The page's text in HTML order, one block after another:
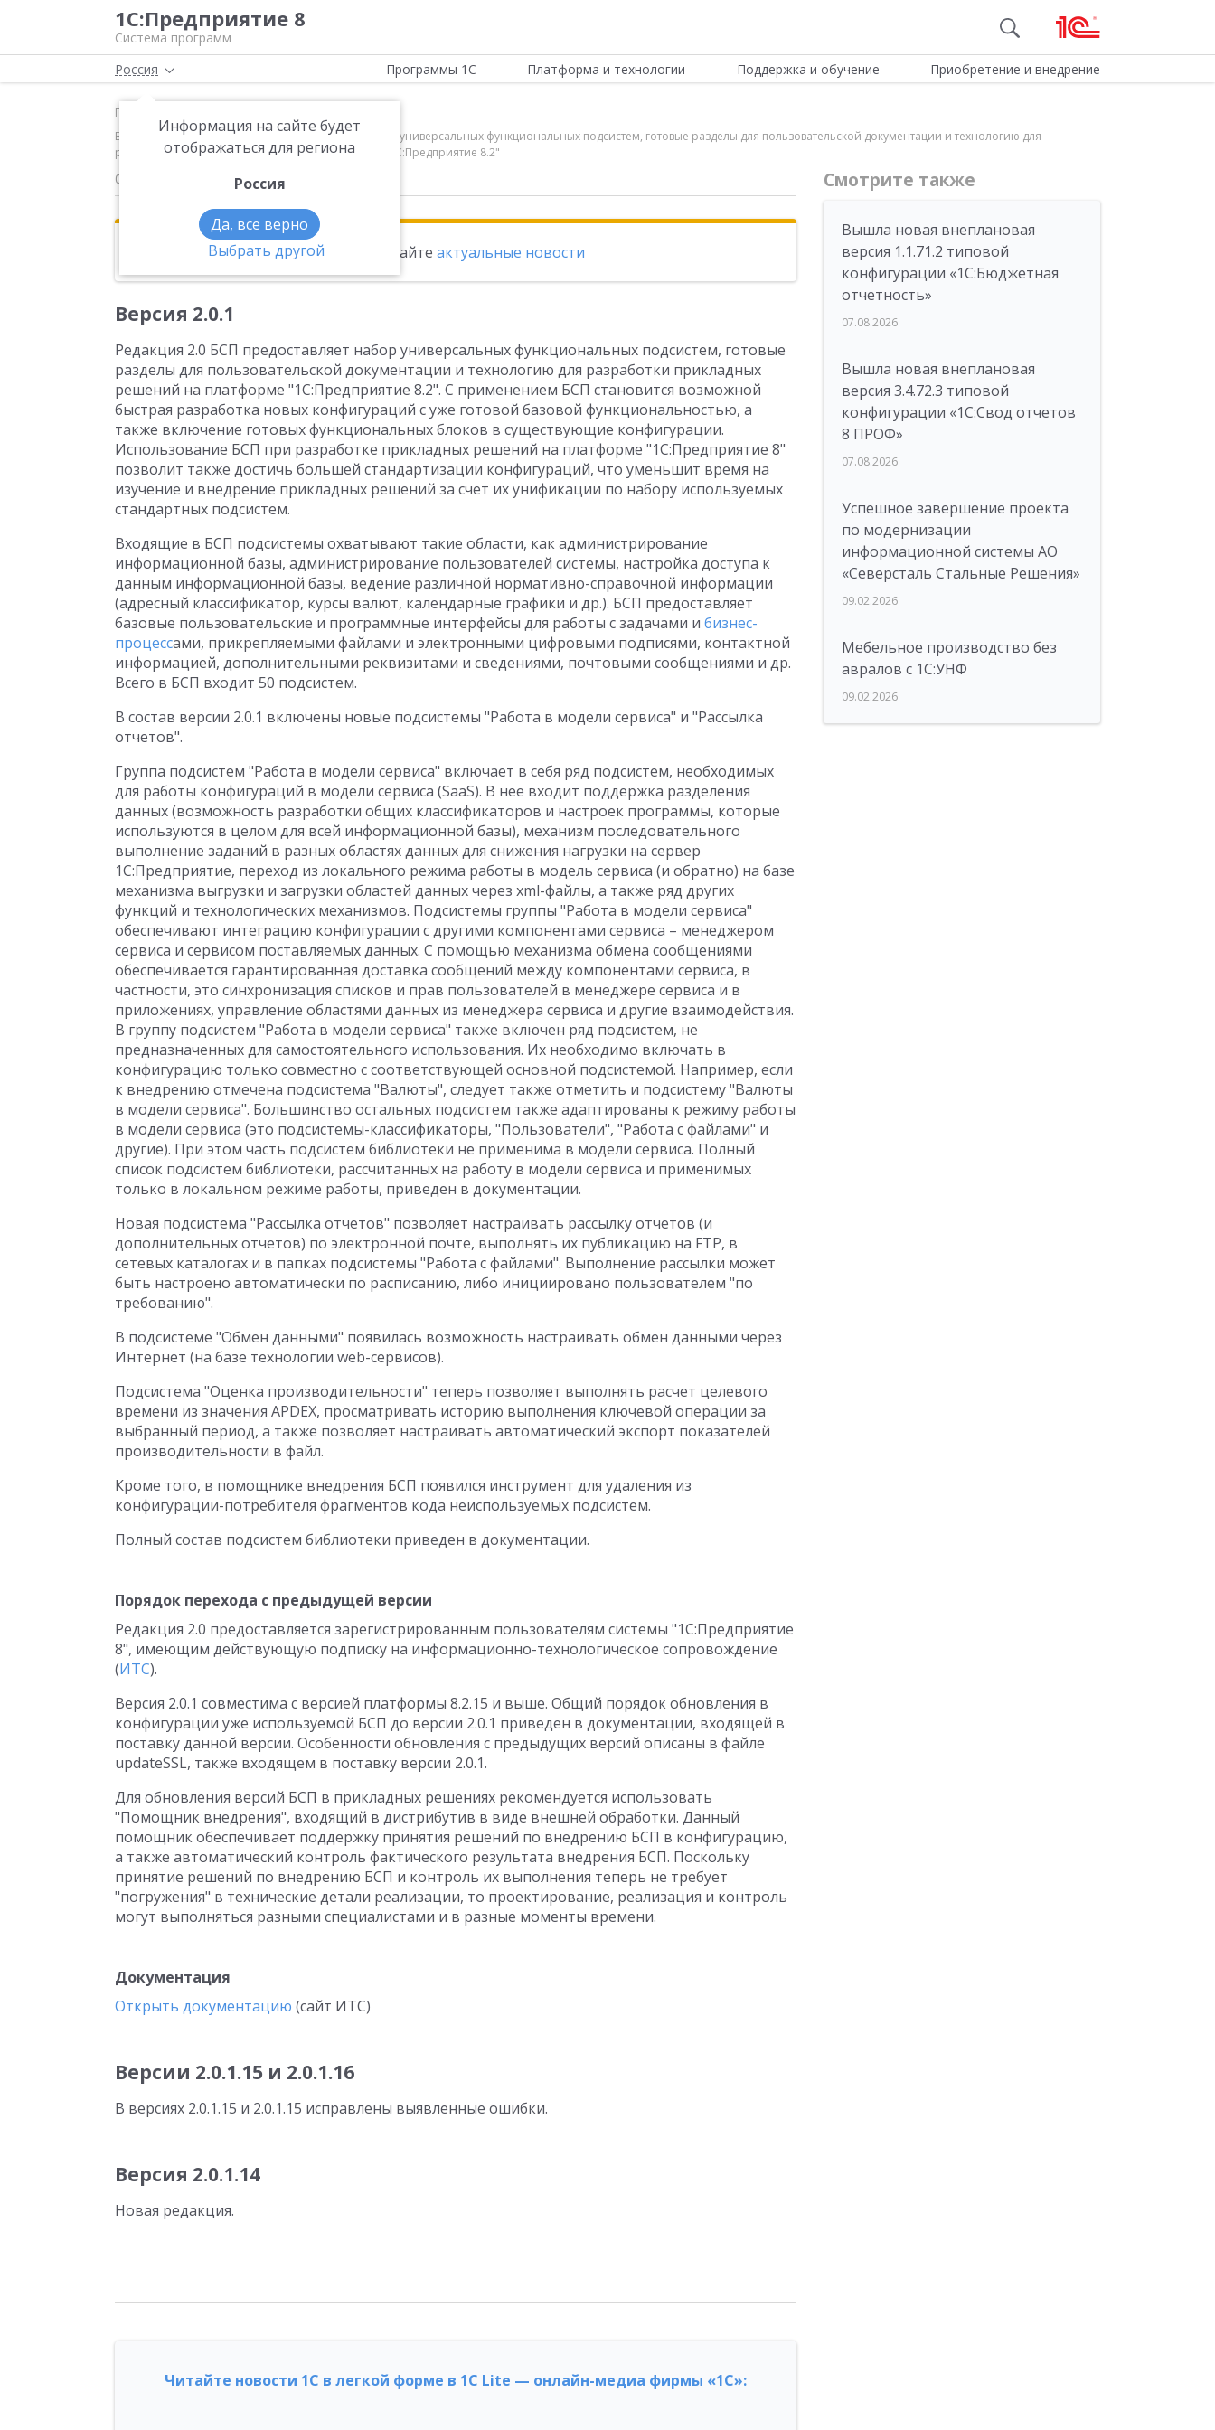
1С:Предприятие 8
Система программ
Россия
Информация на сайте будет
отображаться для региона
Россия
Да, все верно
Выбрать другой
Программы 1С Платформа и технологии Поддержка и обучение Приобретение и внедрение
Главная
Версия 2.0.1 Редакция 2.0 БСП предоставляет набор универсальных функциональных подсистем, готовые разделы для пользовательской документации и технологию для
разработки прикладных решений на платформе "1С:Предприятие 8.2"
05.06.2012
Эта новость находится в архиве. Читайте актуальные новости
Версия 2.0.1
Редакция 2.0 БСП предоставляет набор универсальных функциональных подсистем, готовые
разделы для пользовательской документации и технологию для разработки прикладных
решений на платформе "1С:Предприятие 8.2". С применением БСП становится возможной
быстрая разработка новых конфигураций с уже готовой базовой функциональностью, а
также включение готовых функциональных блоков в существующие конфигурации.
Использование БСП при разработке прикладных решений на платформе "1С:Предприятие 8"
позволит также достичь большей стандартизации конфигураций, что уменьшит время на
изучение и внедрение прикладных решений за счет их унификации по набору используемых
стандартных подсистем.
Входящие в БСП подсистемы охватывают такие области, как администрирование
информационной базы, администрирование пользователей системы, настройка доступа к
данным информационной базы, ведение различной нормативно-справочной информации
(адресный классификатор, курсы валют, календарные графики и др.). БСП предоставляет
базовые пользовательские и программные интерфейсы для работы с задачами и бизнес-
процессами, прикрепляемыми файлами и электронными цифровыми подписями, контактной
информацией, дополнительными реквизитами и сведениями, почтовыми сообщениями и др.
Всего в БСП входит 50 подсистем.
В состав версии 2.0.1 включены новые подсистемы "Работа в модели сервиса" и "Рассылка
отчетов".
Группа подсистем "Работа в модели сервиса" включает в себя ряд подсистем, необходимых
для работы конфигураций в модели сервиса (SaaS). В нее входит поддержка разделения
данных (возможность разработки общих классификаторов и настроек программы, которые
используются в целом для всей информационной базы), механизм последовательного
выполнение заданий в разных областях данных для снижения нагрузки на сервер
1С:Предприятие, переход из локального режима работы в модель сервиса (и обратно) на базе
механизма выгрузки и загрузки областей данных через xml-файлы, а также ряд других
функций и технологических механизмов. Подсистемы группы "Работа в модели сервиса"
обеспечивают интеграцию конфигурации с другими компонентами сервиса – менеджером
сервиса и сервисом поставляемых данных. С помощью механизма обмена сообщениями
обеспечивается гарантированная доставка сообщений между компонентами сервиса, в
частности, это синхронизация списков и прав пользователей в менеджере сервиса и в
приложениях, управление областями данных из менеджера сервиса и другие взаимодействия.
В группу подсистем "Работа в модели сервиса" также включен ряд подсистем, не
предназначенных для самостоятельного использования. Их необходимо включать в
конфигурацию только совместно с соответствующей основной подсистемой. Например, если
к внедрению отмечена подсистема "Валюты", следует также отметить и подсистему "Валюты
в модели сервиса". Большинство остальных подсистем также адаптированы к режиму работы
в модели сервиса (это подсистемы-классификаторы, "Пользователи", "Работа с файлами" и
другие). При этом часть подсистем библиотеки не применима в модели сервиса. Полный
список подсистем библиотеки, рассчитанных на работу в модели сервиса и применимых
только в локальном режиме работы, приведен в документации.
Новая подсистема "Рассылка отчетов" позволяет настраивать рассылку отчетов (и
дополнительных отчетов) по электронной почте, выполнять их публикацию на FTP, в
сетевых каталогах и в папках подсистемы "Работа с файлами". Выполнение рассылки может
быть настроено автоматически по расписанию, либо инициировано пользователем "по
требованию".
В подсистеме "Обмен данными" появилась возможность настраивать обмен данными через
Интернет (на базе технологии web-сервисов).
Подсистема "Оценка производительности" теперь позволяет выполнять расчет целевого
времени из значения APDEX, просматривать историю выполнения ключевой операции за
выбранный период, а также позволяет настраивать автоматический экспорт показателей
производительности в файл.
Кроме того, в помощнике внедрения БСП появился инструмент для удаления из
конфигурации-потребителя фрагментов кода неиспользуемых подсистем.
Полный состав подсистем библиотеки приведен в документации.
Порядок перехода с предыдущей версии
Редакция 2.0 предоставляется зарегистрированным пользователям системы "1С:Предприятие
8", имеющим действующую подписку на информационно-технологическое сопровождение
(ИТС).
Версия 2.0.1 совместима с версией платформы 8.2.15 и выше. Общий порядок обновления в
конфигурации уже используемой БСП до версии 2.0.1 приведен в документации, входящей в
поставку данной версии. Особенности обновления с предыдущих версий описаны в файле
updateSSL, также входящем в поставку версии 2.0.1.
Для обновления версий БСП в прикладных решениях рекомендуется использовать
"Помощник внедрения", входящий в дистрибутив в виде внешней обработки. Данный
помощник обеспечивает поддержку принятия решений по внедрению БСП в конфигурацию,
а также автоматический контроль фактического результата внедрения БСП. Поскольку
принятие решений по внедрению БСП и контроль их выполнения теперь не требует
"погружения" в технические детали реализации, то проектирование, реализация и контроль
могут выполняться разными специалистами и в разные моменты времени.
Документация
Открыть документацию (сайт ИТС)
Версии 2.0.1.15 и 2.0.1.16
В версиях 2.0.1.15 и 2.0.1.15 исправлены выявленные ошибки.
Версия 2.0.1.14
Новая редакция.
Читайте новости 1С в легкой форме в 1С Lite — онлайн-медиа фирмы «1С»:
Смотрите также
Вышла новая внеплановая
версия 1.1.71.2 типовой
конфигурации «1C:Бюджетная
отчетность»
07.08.2026
Вышла новая внеплановая
версия 3.4.72.3 типовой
конфигурации «1C:Свод отчетов
8 ПРОФ»
07.08.2026
Успешное завершение проекта
по модернизации
информационной системы АО
«Северсталь Стальные Решения»
09.02.2026
Мебельное производство без
авралов с 1С:УНФ
09.02.2026